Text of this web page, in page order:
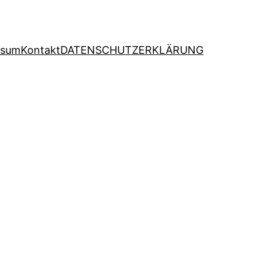
KontaktDATENSCHUTZERKLÄRUNG